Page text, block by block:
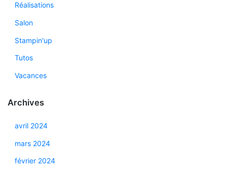
Réalisations
Salon
Stampin'up
Tutos
Vacances
Archives
avril 2024
mars 2024
février 2024